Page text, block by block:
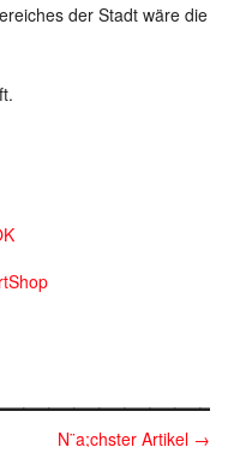
der Stadt wäre die
N¨a;chster Artikel →